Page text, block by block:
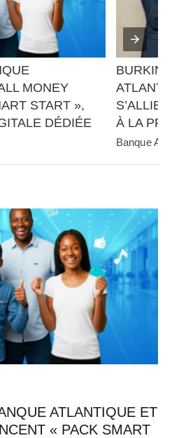
MONEY
START »,
DÉDIÉE
À LA
Banque
ATLANTIQUE ET
« PACK SMART